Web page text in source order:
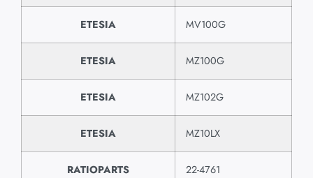
ETESIA MV100G
ETESIA MZ100G
ETESIA MZ102G
ETESIA MZ10LX
RATIOPARTS 22-4761